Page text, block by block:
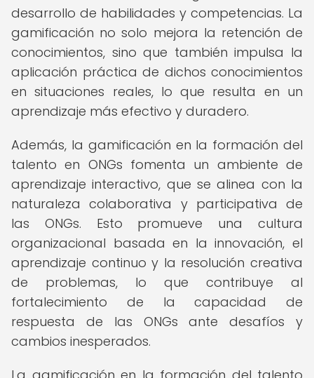
desarrollo de habilidades y competencias. La
gamificación no solo mejora la retención de
conocimientos, sino que también impulsa la
aplicación práctica de dichos conocimientos
en situaciones reales, lo que resulta en un
aprendizaje más efectivo y duradero.
Además, la gamificación en la formación del
talento en ONGs fomenta un ambiente de
aprendizaje interactivo, que se alinea con la
naturaleza colaborativa y participativa de
las ONGs. Esto promueve una cultura
organizacional basada en la innovación, el
aprendizaje continuo y la resolución creativa
de problemas, lo que contribuye al
fortalecimiento de la capacidad de
respuesta de las ONGs ante desafíos y
cambios inesperados.